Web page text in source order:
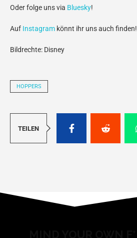
Oder folge uns via Bluesky!
Auf Instagram könnt ihr uns auch finden!
Bildrechte: Disney
HOPPERS
TEILEN